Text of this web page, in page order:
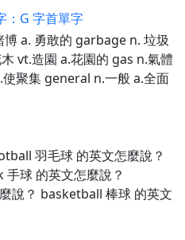
：G 字首單字
a. 勇敢的 garbage n. 垃圾
vt.造園 a.花園的 gas n.氣體
聚集 general n.一般 a.全面
羽毛球 的英文怎麼說？
球 的英文怎麼說？
說？ basketball 棒球 的英文